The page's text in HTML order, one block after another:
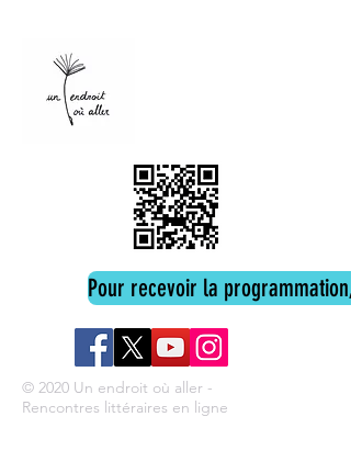
Pour recevoir la programmation,
© 2020 Un endroit où aller -
Rencontres littéraires en ligne